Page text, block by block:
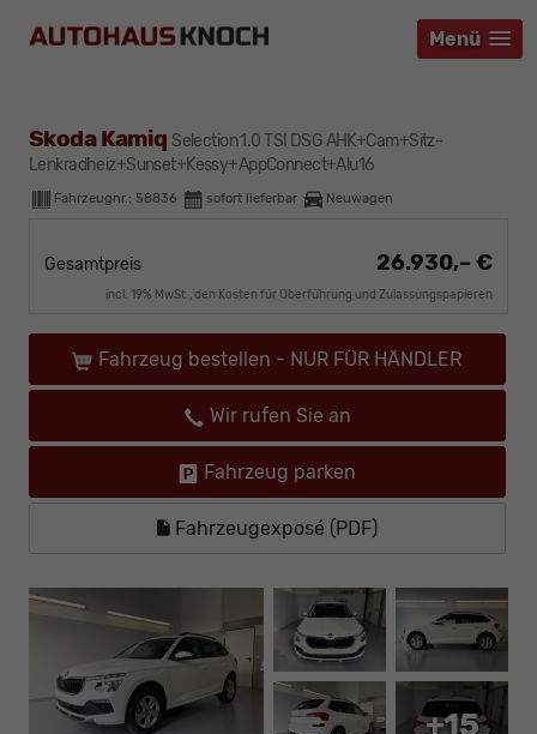
Menü
Menü
Menü
Skoda Kamiq Selection 1.0 TSI DSG AHK+Cam+Sitz-
Lenkradheiz+Sunset+Kessy+AppConnect+Alu16
Fahrzeugnr.: 58836 sofort lieferbar Neuwagen
Gesamtpreis 26.930,– €
incl. 19% MwSt., den Kosten für Überführung und Zulassungspapieren
Fahrzeug bestellen - NUR FÜR HÄNDLER
Wir rufen Sie an
Fahrzeug parken
Fahrzeugexposé (PDF)
+15